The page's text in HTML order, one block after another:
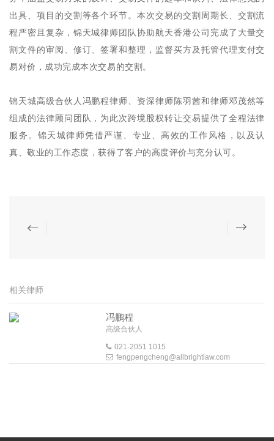
出具、项目的交割等各个环节。本次交易的交割周期长、交割流
程严密且复杂，锦天城律师团队协助航天香港公司完成了大量交
割文件的审阅、修订、签署和整理，监督买方及托管代理支付交
易对价，成功完成本次交易的交割。
锦天城高级合伙人冯鹏程律师、资深律师陈羽茜和律师邓茂然等
组成的法律顾问团队，为此次跨境股权转让交易提供了全程法律
服务。锦天城律师凭借严谨、专业、高效的工作风格，以及认
真、敬业的工作态度，获得了客户的高度评价与充分认可。
相关律师
冯鹏程
高级合伙人
021-2051 1015
fengpengcheng@allbrightlaw.com